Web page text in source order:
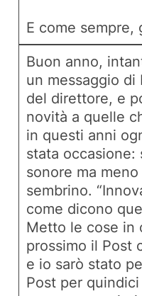
E come sempre,
Buon anno,
un messaggio di
del direttore, e
novità a quelle
in questi anni
stata occasione:
sonore ma
sembrino. “
come dicono
Metto le cose in
prossimo il Post
e io sarò stato
Post per